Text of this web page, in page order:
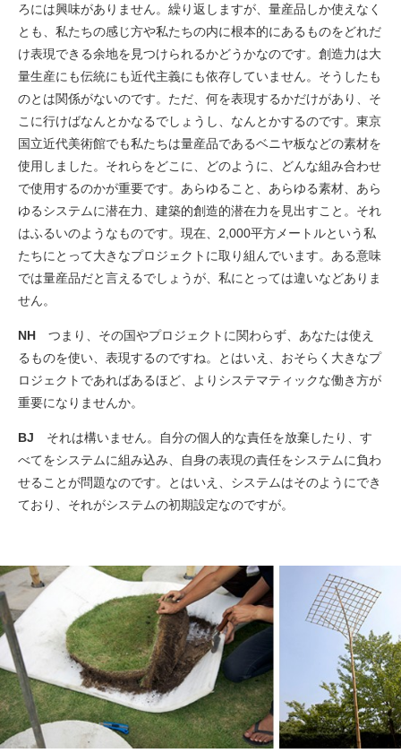
ろには興味がありません。繰り返しますが、量産品しか使えなく
とも、私たちの感じ方や私たちの内に根本的にあるものをどれだ
け表現できる余地を見つけられるかどうかなのです。創造力は大
量生産にも伝統にも近代主義にも依存していません。そうしたも
のとは関係がないのです。ただ、何を表現するかだけがあり、そ
こに行けばなんとかなるでしょうし、なんとかするのです。東京
国立近代美術館でも私たちは量産品であるベニヤ板などの素材を
使用しました。それらをどこに、どのように、どんな組み合わせ
で使用するのかが重要です。あらゆること、あらゆる素材、あら
ゆるシステムに潜在力、建築的創造的潜在力を見出すこと。それ
はふるいのようなものです。現在、2,000平方メートルという私
たちにとって大きなプロジェクトに取り組んでいます。ある意味
では量産品だと言えるでしょうが、私にとっては違いなどありま
せん。
NH つまり、その国やプロジェクトに関わらず、あなたは使え
るものを使い、表現するのですね。とはいえ、おそらく大きなプ
ロジェクトであればあるほど、よりシステマティックな働き方が
重要になりませんか。
BJ それは構いません。自分の個人的な責任を放棄したり、す
べてをシステムに組み込み、自身の表現の責任をシステムに負わ
せることが問題なのです。とはいえ、システムはそのようにでき
ており、それがシステムの初期設定なのですが。